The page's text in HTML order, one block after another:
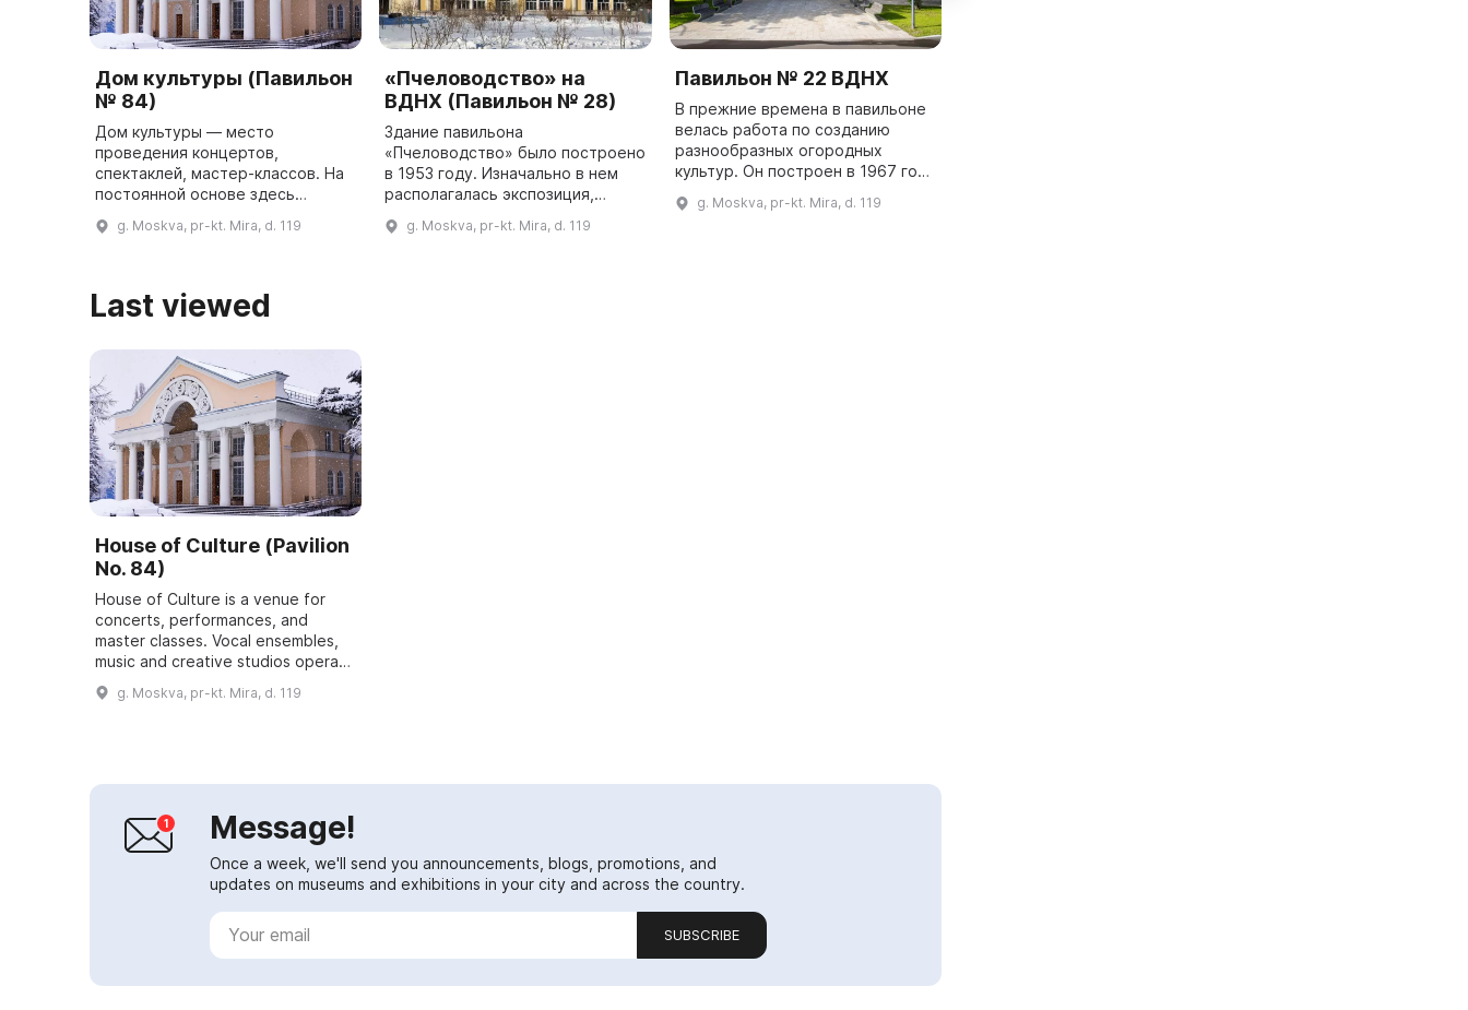
Дом культуры (Павильон
№ 84)
Дом культуры — место
проведения концертов,
спектаклей, мастер-классов. На
постоянной основе здесь
музыкальные и творческие
g. Moskva, pr-kt. Mira, d. 119
«Пчеловодство» на
ВДНХ (Павильон № 28)
Здание павильона
«Пчеловодство» было построено
в 1953 году. Изначально в нем
располагалась экспозиция,
промышленности, затем
g. Moskva, pr-kt. Mira, d. 119
Павильон № 22 ВДНХ
В прежние времена в павильоне
велась работа по созданию
разнообразных огородных
культур. Он построен в 1967 году
«Виноградарство», архитекторы
g. Moskva, pr-kt. Mira, d. 119
Last viewed
House of Culture (Pavilion
No. 84)
House of Culture is a venue for
concerts, performances, and
master classes. Vocal ensembles,
music and creative studios operate
here on a regular basis, and hatha
yoga classes are also
g. Moskva, pr-kt. Mira, d. 119
Message!
Once a week, we'll send you announcements, blogs, promotions, and
updates on museums and exhibitions in your city and across the country.
SUBSCRIBE